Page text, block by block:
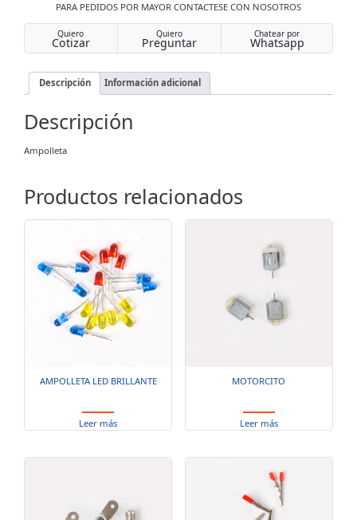
PARA PEDIDOS POR MAYOR CONTACTESE CON NOSOTROS
Quiero
Cotizar
Quiero
Preguntar
Chatear por
Whatsapp
Descripción Información adicional
Descripción
Ampolleta
Productos relacionados
AMPOLLETA LED BRILLANTE
Leer más
MOTORCITO
Leer más